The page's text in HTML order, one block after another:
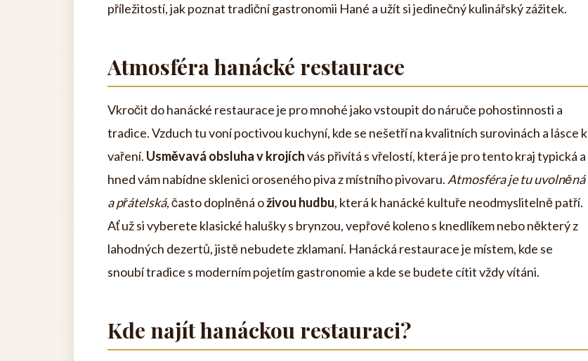
příležitostí, jak poznat tradiční gastronomii Hané a užít si jedinečný kulinářský zážitek.
Atmosféra hanácké restaurace
Vkročit do hanácké restaurace je pro mnohé jako vstoupit do náruče pohostinnosti a
tradice. Vzduch tu voní poctivou kuchyní, kde se nešetří na kvalitních surovinách a lásce k
vaření. Usměvavá obsluha v krojíchvás přivítá s vřelostí, která je pro tento kraj typická a
hned vám nabídne sklenici oroseného piva z místního pivovaru. Atmosféra je tu uvolněná
a přátelská, často doplněná oživou hudbu, která k hanácké kultuře neodmyslitelně patří.
Ať už si vyberete klasické halušky s brynzou, vepřové koleno s knedlíkem nebo některý z
lahodných dezertů, jistě nebudete zklamaní. Hanácká restaurace je místem, kde se
snoubí tradice s moderním pojetím gastronomie a kde se budete cítit vždy vítáni.
Kde najít hanáckou restauraci?